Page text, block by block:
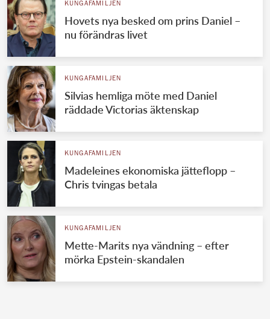
KUNGAFAMILJEN
Hovets nya besked om prins Daniel –
nu förändras livet
KUNGAFAMILJEN
Silvias hemliga möte med Daniel
räddade Victorias äktenskap
KUNGAFAMILJEN
Madeleines ekonomiska jätteflopp –
Chris tvingas betala
KUNGAFAMILJEN
Mette-Marits nya vändning – efter
mörka Epstein-skandalen